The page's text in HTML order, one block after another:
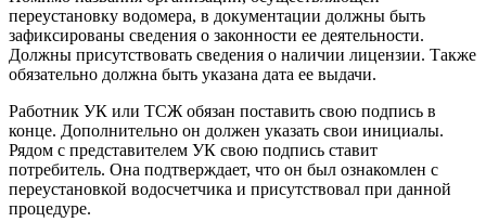
переустановку водомера, в документации должны быть
зафиксированы сведения о законности ее деятельности.
Должны присутствовать сведения о наличии лицензии. Также
обязательно должна быть указана дата ее выдачи.
Работник УК или ТСЖ обязан поставить свою подпись в
конце. Дополнительно он должен указать свои инициалы.
Рядом с представителем УК свою подпись ставит
потребитель. Она подтверждает, что он был ознакомлен с
переустановкой водосчетчика и присутствовал при данной
процедуре.